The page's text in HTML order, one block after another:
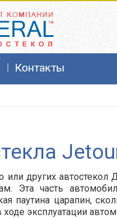
Контакты
или других
Эта часть
паутина царапин,
ходе эксплуатации